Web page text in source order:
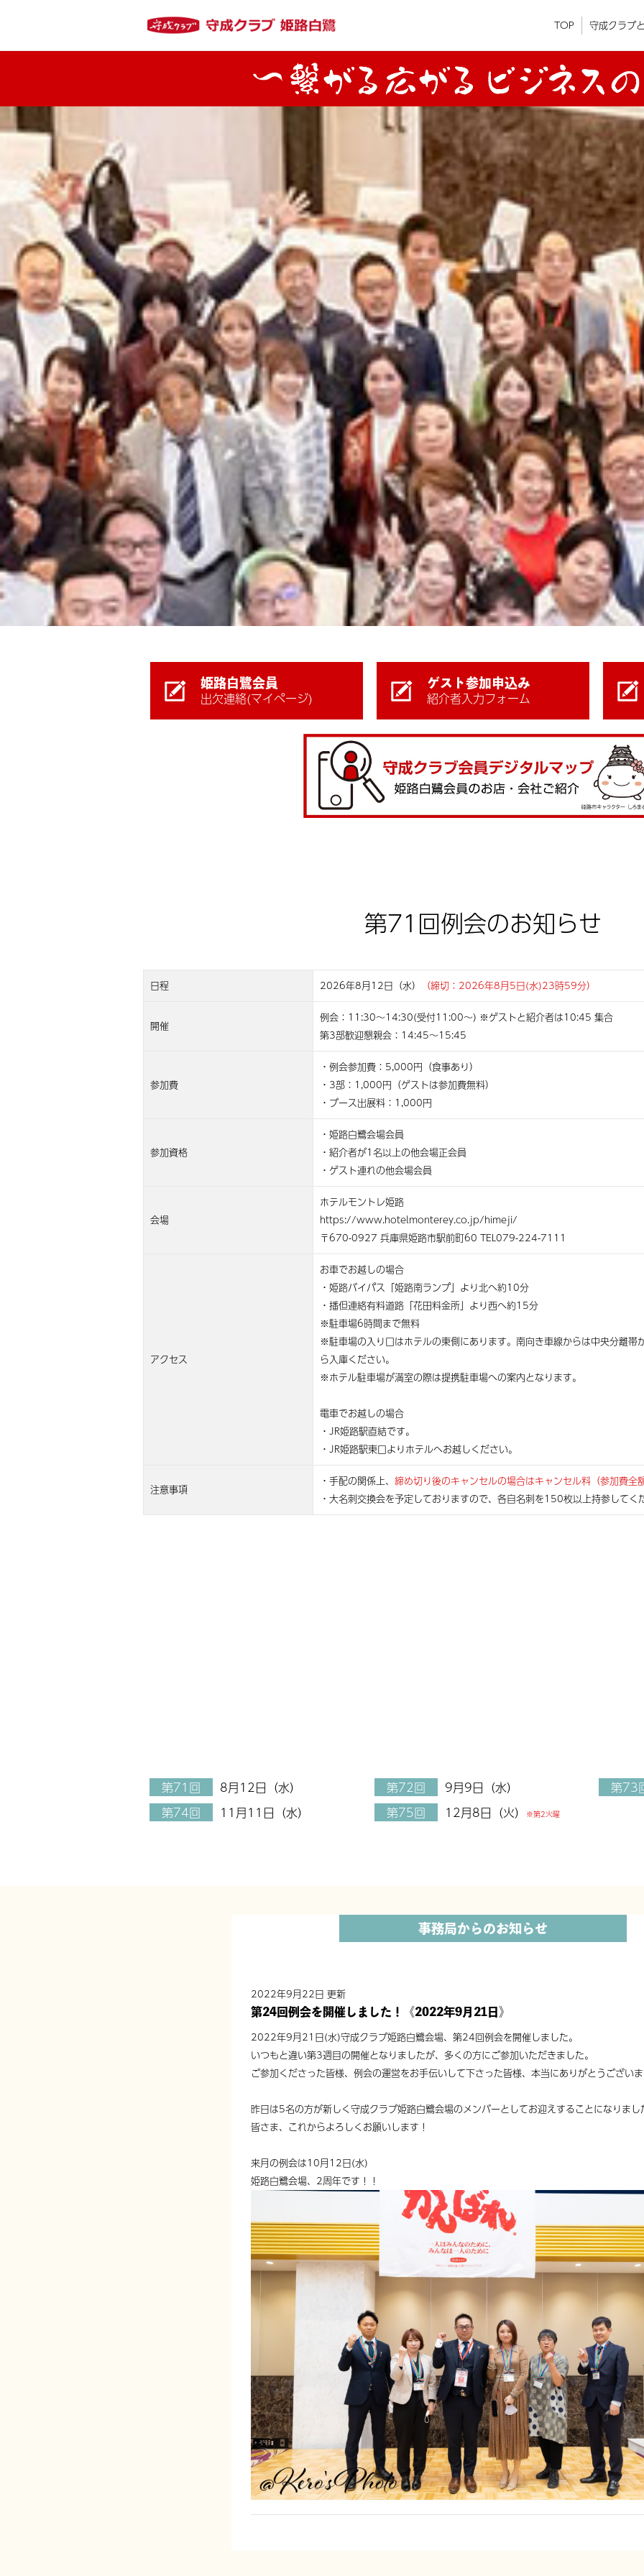
TOP 守成クラブ
姫路白鷺会員
出欠連絡(マイページ)
ゲスト参加申込み
紹介者入力フォーム
第71回例会のお知らせ
日程 2026年8月12日（水） （締切：2026年8月5日(水)23時59分）
開催
例会：11:30〜14:30(受付11:00〜) ※ゲストと紹介者は10:45 集合
第3部歓迎懇親会：14:45〜15:45
参加費
・例会参加費：5,000円（食事あり）
・3部：1,000円（ゲストは参加費無料）
・ブース出展料：1,000円
参加資格
・姫路白鷺会場会員
・紹介者が1名以上の他会場正会員
・ゲスト連れの他会場会員
会場
ホテルモントレ姫路
https://www.hotelmonterey.co.jp/himeji/
〒670-0927 兵庫県姫路市駅前町60 TEL079-224-7111
アクセス
お車でお越しの場合
・姫路バイパス「姫路南ランプ」より北へ約10分
・播但連絡有料道路「花田料金所」より西へ約15分
※駐車場6時間まで無料
※駐車場の入り口はホテルの東側にあります。南向き車線からは中央分離帯
ら入庫ください。
※ホテル駐車場が満室の際は提携駐車場への案内となります。
電車でお越しの場合
・JR姫路駅直結です。
・JR姫路駅東口よりホテルへお越しください。
注意事項
・手配の関係上、締め切り後のキャンセルの場合はキャンセル料（参加費全
・大名刺交換会を予定しておりますので、各自名刺を150枚以上持参してく
第71回 8月12日（水） 第72回 9月9日（水） 第73
第74回
11月11日（水） 第75回 12月8日（火） ※第2火曜
事務局からのお知らせ
2022年9月22日 更新
第24回例会を開催しました！《2022年9月21日》
2022年9月21日(水)守成クラブ姫路白鷺会場、第24回例会を開催しました。
いつもと違い第3週目の開催となりましたが、多くの方にご参加いただきました。
ご参加くださった皆様、例会の運営をお手伝いして下さった皆様、本当にありがとうございま
昨日は5名の方が新しく守成クラブ姫路白鷺会場のメンバーとしてお迎えすることになりまし
皆さま、これからよろしくお願いします！
来月の例会は10月12日(水)
姫路白鷺会場、2周年です！！